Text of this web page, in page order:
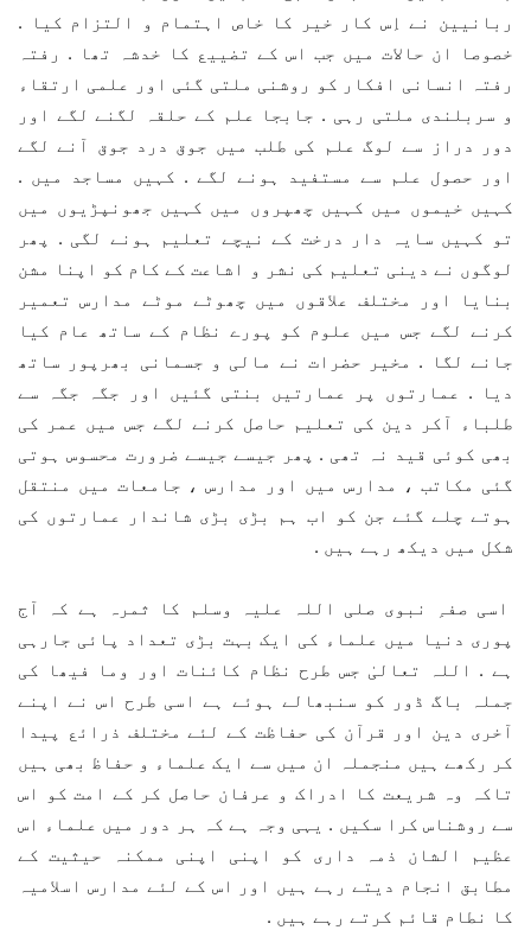
ربانیین نے اِس کار خیر کا خاص اہتمام و التزام کیا .
خصوصا ان حالات میں جب اس کے تضییع کا خدشہ تھا . رفتہ
رفتہ انسانی افکار کو روشنی ملتی گئی اور علمی ارتقاء
و سربلندی ملتی رہی . جابجا علم کے حلقہ لگنے لگے اور
دور دراز سے لوگ علم کی طلب میں جوق درد جوق آنے لگے
اور حصول علم سے مستفید ہونے لگے . کہیں مساجد میں .
کہیں خیموں میں کہیں چھپروں میں کہیں جھونپڑیوں میں
تو کہیں سایہ دار درخت کے نیچے تعلیم ہونے لگی . پھر
لوگوں نے دینی تعلیم کی نشر و اشاعت کے کام کو اپنا مشن
بنایا اور مختلف علاقوں میں چھوٹے موٹے مدارس تعمیر
کرنے لگے جس میں علوم کو پورے نظام کے ساتھ عام کیا
جانے لگا . مخیر حضرات نے مالی و جسمانی بھرپور ساتھ
دیا . عمارتوں پر عمارتیں بنتی گئیں اور جگہ جگہ سے
طلباء آکر دین کی تعلیم حاصل کرنے لگے جس میں عمر کی
بھی کوئی قید نہ تھی . پھر جیسے جیسے ضرورت محسوس ہوتی
گئی مکاتب ، مدارس میں اور مدارس ، جامعات میں منتقل
ہوتے چلے گئے جن کو اب ہم بڑی بڑی شاندار عمارتوں کی
شکل میں دیکھ رہے ہیں .
اسی صفہِ نبوی صلی اللہ علیہ وسلم کا ثمرہ ہے کہ آج
پوری دنیا میں علماء کی ایک بہت بڑی تعداد پائی جارہی
ہے . اللہ تعالیٰ جس طرح نظام کائنات اور وما فیھا کی
جملہ باگ ڈور کو سنبھالے ہوئے ہے اسی طرح اس نے اپنے
آخری دین اور قرآن کی حفاظت کے لئے مختلف ذرائع پیدا
کر رکھے ہیں منجملہ ان میں سے ایک علماء و حفاظ بھی ہیں
تاکہ وہ شریعت کا ادراک و عرفان حاصل کر کے امت کو اس
سے روشناس کرا سکیں . یہی وجہ ہے کہ ہر دور میں علماء اس
عظیم الشان ذمہ داری کو اپنی اپنی ممکنہ حیثیت کے
مطابق انجام دیتے رہے ہیں اور اس کے لئے مدارس اسلامیہ
کا نطام قائم کرتے رہے ہیں .